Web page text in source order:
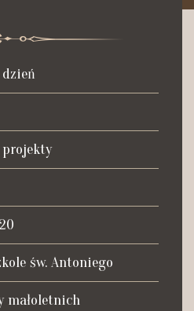
do godz. 8.30 oraz po Mszy
do godz. 18.00.
+48 665 034 305
i ekspozycji muzealnej:
+ 48 667 684 406
z Alkantary
z Padwy
27a
Węgrów
konta:
św. Antoniego
małoletnich